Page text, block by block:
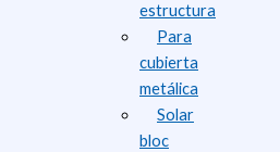
estructura
Para
cubierta
metálica
Solar
bloc